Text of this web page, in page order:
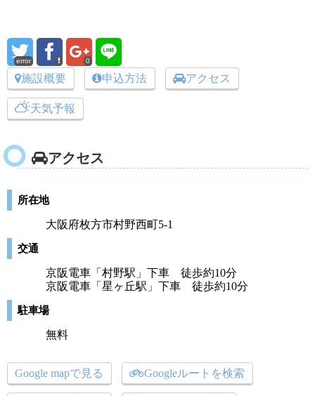
error 0
施設概要 申込方法 アクセス
天気予報
アクセス
所在地
大阪府枚方市村野西町5-1
交通
京阪電車「村野駅」下車 徒歩約10分
京阪電車「星ヶ丘駅」下車 徒歩約10分
駐車場
無料
Google mapで見る Googleルートを検索